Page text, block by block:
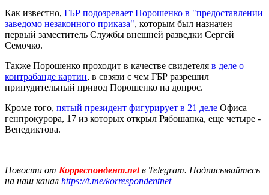
Как известно, ГБР подозревает Порошенко в "предоставлении
заведомо незаконного приказа", которым был назначен
первый заместитель Службы внешней разведки Сергей
Семочко.
Также Порошенко проходит в качестве свидетеля в деле о
контрабанде картин, в свзязи с чем ГБР разрешил
принудительный привод Порошенко на допрос.
Кроме того, пятый президент фигурирует в 21 деле Офиса
генпрокурора, 17 из которых открыл Рябошапка, еще четыре -
Венедиктова.
Новости от Корреспондент.netв Telegram. Подписывайтесь
на наш канал https://t.me/korrespondentnet